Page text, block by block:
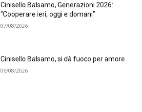
Cinisello Balsamo, Generazioni 2026:
“Cooperare ieri, oggi e domani”
07/08/2026
Cinisello Balsamo, si dà fuoco per amore
06/08/2026